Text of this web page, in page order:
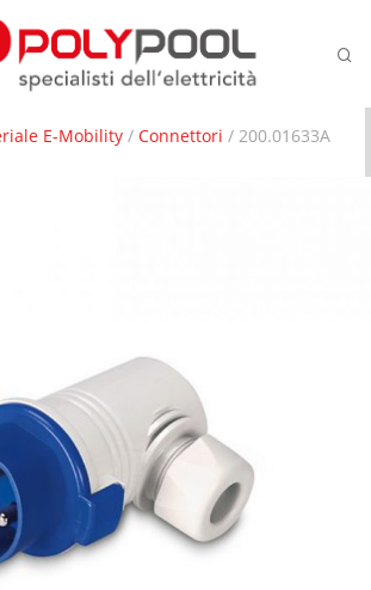
E-Mobility / Connettori / 200.01633A